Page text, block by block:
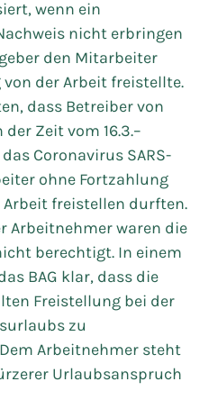
wenn ein
nicht erbringen
den Mitarbeiter
der Arbeit freistellte.
dass Betreiber von
Zeit vom 16.3.–
Coronavirus SARS-
ohne Fortzahlung
Arbeit freistellen durften.
Arbeitnehmer waren die
berechtigt. In einem
BAG klar, dass die
Freistellung bei der
zu
Arbeitnehmer steht
Urlaubsanspruch